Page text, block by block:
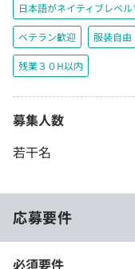
日本語がネイティブレベ
ベテラン歓迎 服装自由
残業３０H以内
募集人数
若干名
応募要件
必須要件